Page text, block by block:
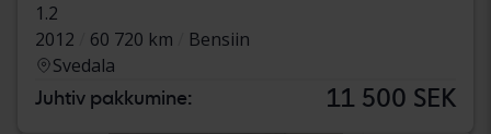
1.2
2012
60 720 km
Bensiin
Svedala
Juhtiv pakkumine: 11 500 SEK